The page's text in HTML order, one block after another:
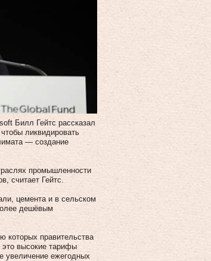
Билл Гейтс рассказал
ликвидировать
— создание
промышленности
считает Гейтс.
цемента и в сельском
дешёвым
которых правительства
это высокие тарифы
увеличение ежегодных